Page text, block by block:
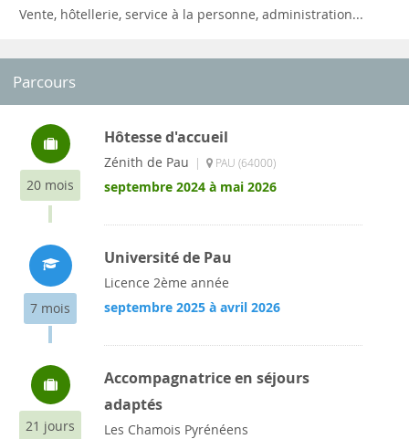
Vente, hôtellerie, service à la personne, administration...
Parcours
20 mois
Hôtesse d'accueil
Zénith de Pau | PAU (64000)
septembre 2024 à mai 2026
7 mois
Université de Pau
Licence 2ème année
septembre 2025 à avril 2026
21 jours
Accompagnatrice en séjours
adaptés
Les Chamois Pyrénéens